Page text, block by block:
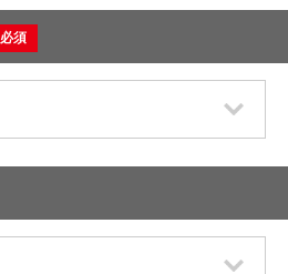
必須